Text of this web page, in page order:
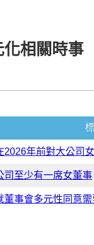
相關時事
2026年前對大公司
司至少有一席女董事
董事會多元性同意